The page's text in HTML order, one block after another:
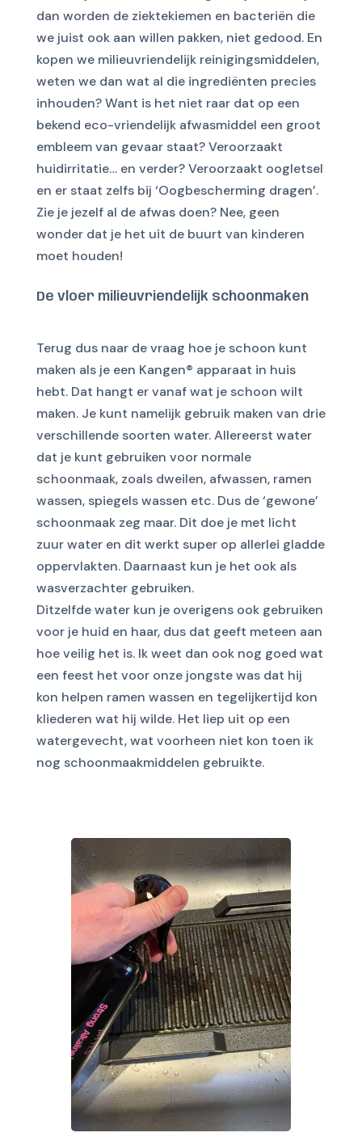
dan worden de ziektekiemen en bacteriën die
we juist ook aan willen pakken, niet gedood. En
kopen we milieuvriendelijk reinigingsmiddelen,
weten we dan wat al die ingrediënten precies
inhouden? Want is het niet raar dat op een
bekend eco-vriendelijk afwasmiddel een groot
embleem van gevaar staat? Veroorzaakt
huidirritatie… en verder? Veroorzaakt oogletsel
en er staat zelfs bij ‘Oogbescherming dragen’.
Zie je jezelf al de afwas doen? Nee, geen
wonder dat je het uit de buurt van kinderen
moet houden!
De vloer milieuvriendelijk schoonmaken
Terug dus naar de vraag hoe je schoon kunt
maken als je een Kangen® apparaat in huis
hebt. Dat hangt er vanaf wat je schoon wilt
maken. Je kunt namelijk gebruik maken van drie
verschillende soorten water. Allereerst water
dat je kunt gebruiken voor normale
schoonmaak, zoals dweilen, afwassen, ramen
wassen, spiegels wassen etc. Dus de ‘gewone’
schoonmaak zeg maar. Dit doe je met licht
zuur water en dit werkt super op allerlei gladde
oppervlakten. Daarnaast kun je het ook als
wasverzachter gebruiken.
Ditzelfde water kun je overigens ook gebruiken
voor je huid en haar, dus dat geeft meteen aan
hoe veilig het is. Ik weet dan ook nog goed wat
een feest het voor onze jongste was dat hij
kon helpen ramen wassen en tegelijkertijd kon
kliederen wat hij wilde. Het liep uit op een
watergevecht, wat voorheen niet kon toen ik
nog schoonmaakmiddelen gebruikte.